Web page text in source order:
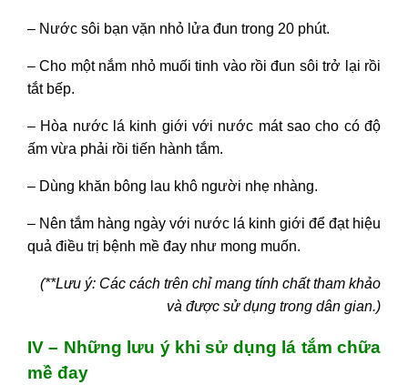
– Nước sôi bạn vặn nhỏ lửa đun trong 20 phút.
– Cho một nắm nhỏ muối tinh vào rồi đun sôi trở lại rồi
tắt bếp.
– Hòa nước lá kinh giới với nước mát sao cho có độ
ấm vừa phải rồi tiến hành tắm.
– Dùng khăn bông lau khô người nhẹ nhàng.
– Nên tắm hàng ngày với nước lá kinh giới để đạt hiệu
quả điều trị bệnh mề đay như mong muốn.
(**Lưu ý: Các cách trên chỉ mang tính chất tham khảo
và được sử dụng trong dân gian.)
IV – Những lưu ý khi sử dụng lá tắm chữa
mề đay